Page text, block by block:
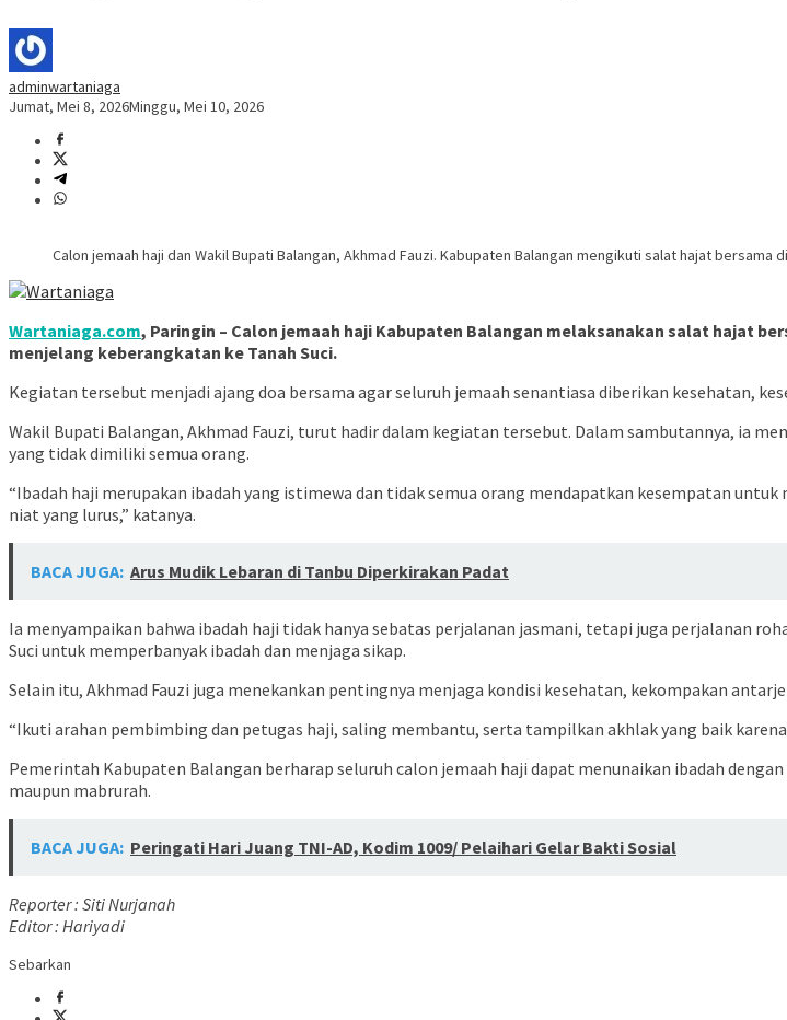
adminwartaniaga
Jumat, Mei 8, 2026Minggu, Mei 10, 2026
Calon jemaah haji dan Wakil Bupati Balangan, Akhmad Fauzi. Kabupaten Balangan mengikuti salat hajat
Wartaniaga.com, Paringin – Calon jemaah haji Kabupaten Balangan melaksanakan salat hajat
menjelang keberangkatan ke Tanah Suci.
Kegiatan tersebut menjadi ajang doa bersama agar seluruh jemaah senantiasa diberikan kesehatan,
Wakil Bupati Balangan, Akhmad Fauzi, turut hadir dalam kegiatan tersebut. Dalam sambutannya, ia
yang tidak dimiliki semua orang.
“Ibadah haji merupakan ibadah yang istimewa dan tidak semua orang mendapatkan kesempatan
niat yang lurus,” katanya.
BACA JUGA: Arus Mudik Lebaran di Tanbu Diperkirakan Padat
Ia menyampaikan bahwa ibadah haji tidak hanya sebatas perjalanan jasmani, tetapi juga perjalanan
Suci untuk memperbanyak ibadah dan menjaga sikap.
Selain itu, Akhmad Fauzi juga menekankan pentingnya menjaga kondisi kesehatan, kekompakan
“Ikuti arahan pembimbing dan petugas haji, saling membantu, serta tampilkan akhlak yang baik
Pemerintah Kabupaten Balangan berharap seluruh calon jemaah haji dapat menunaikan ibadah
maupun mabrurah.
BACA JUGA: Peringati Hari Juang TNI-AD, Kodim 1009/ Pelaihari Gelar Bakti Sosial
Reporter : Siti Nurjanah
Editor : Hariyadi
Sebarkan